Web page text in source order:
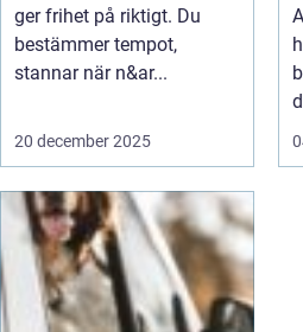
ger frihet på riktigt. Du
bestämmer tempot,
stannar när n&ar...
20 december 2025